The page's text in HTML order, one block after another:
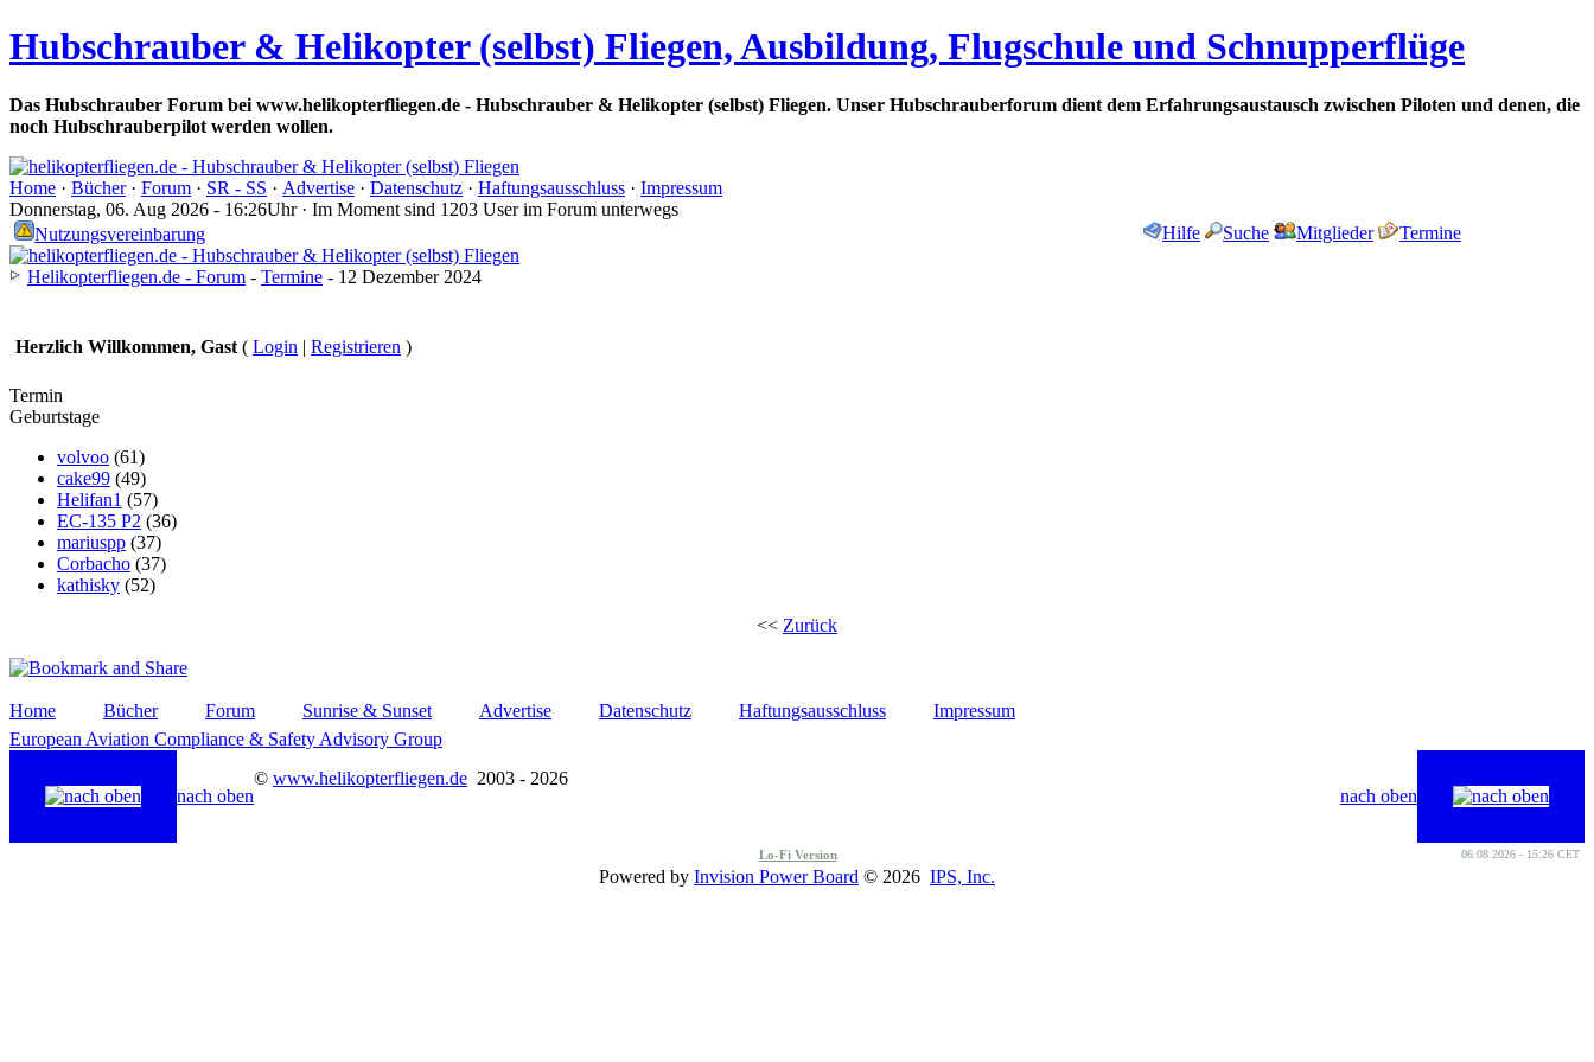
Hubschrauber & Helikopter (selbst) Fliegen, Ausbildung, Flugschule und Schnupperflüge
Das Hubschrauber Forum bei www.helikopterfliegen.de - Hubschrauber & Helikopter (selbst) Fliegen. Unser Hubschrauberforum dient dem Erfahrungsaustausch zwischen Piloten und denen, die
noch Hubschrauberpilot werden wollen.
Home · Bücher· Forum · SR - SS · Advertise · Datenschutz · Haftungsausschluss · Impressum
Donnerstag, 06. Aug 2026 - 16:26Uhr · Im Moment sind 1203 User im Forum unterwegs
Nutzungsvereinbarung
Hilfe Suche Mitglieder Termine
Helikopterfliegen.de - Forum - Termine - 12 Dezember 2024
Herzlich Willkommen, Gast ( Login | Registrieren )
Termin
Geburtstage
volvoo (61)
cake99 (49)
Helifan1 (57)
EC-135 P2 (36)
mariuspp (37)
Corbacho (37)
kathisky (52)
<< Zurück
Home Bücher Forum Sunrise & Sunset Advertise Datenschutz Haftungsausschluss
Impressum
European Aviation Compliance & Safety Advisory Group
nach oben nach oben
© www.helikopterfliegen.de 2003 - 2026
Lo-Fi Version 06.08.2026 - 15:26 CET
Powered by Invision Power Board © 2026 IPS, Inc.